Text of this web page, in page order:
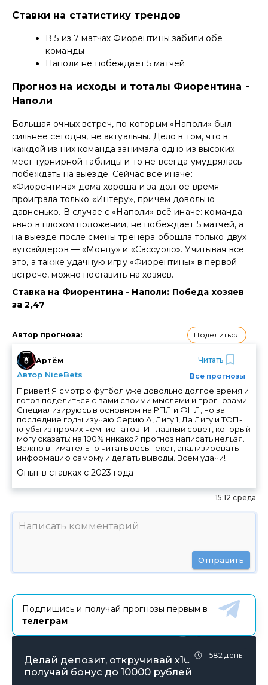
Ставки на статистику трендов
В 5 из 7 матчах Фиорентины забили обе
команды
Наполи не побеждает 5 матчей
Прогноз на исходы и тоталы Фиорентина -
Наполи
Большая очных встреч, по которым «Наполи» был
сильнее сегодня, не актуальны. Дело в том, что в
каждой из них команда занимала одно из высоких
мест турнирной таблицы и то не всегда умудрялась
побеждать на выезде. Сейчас всё иначе:
«Фиорентина» дома хороша и за долгое время
проиграла только «Интеру», причём довольно
давненько. В случае с «Наполи» всё иначе: команда
явно в плохом положении, не побеждает 5 матчей, а
на выезде после смены тренера обошла только двух
аутсайдеров — «Монцу» и «Сассуоло». Учитывая всё
это, а также удачную игру «Фиорентины» в первой
встрече, можно поставить на хозяев.
Ставка на Фиорентина - Наполи: Победа хозяев
за 2,47
Автор прогноза: Поделиться
Артём
Автор NiceBets
Читать
Все прогнозы
Привет! Я смотрю футбол уже довольно долгое время и
готов поделиться с вами своими мыслями и прогнозами.
Специализируюсь в основном на РПЛ и ФНЛ, но за
последние годы изучаю Серию А, Лигу 1, Ла Лигу и ТОП-
клубы из прочих чемпионатов. И главный совет, который
могу сказать: на 100% никакой прогноз написать нельзя.
Важно внимательно читать весь текст, анализировать
информацию самому и делать выводы. Всем удачи!
Опыт в ставках с 2023 года
15:12 среда
Отправить
Подпишись и получай прогнозы первым в
телеграм
-582 день
Делай депозит, откручивай х10 и
получай бонус до 10000 рублей